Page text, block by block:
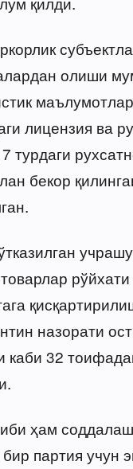
олиши
лицензия ва
бекор
рўйхати
назорати
каби 32
ҳам
партия учун